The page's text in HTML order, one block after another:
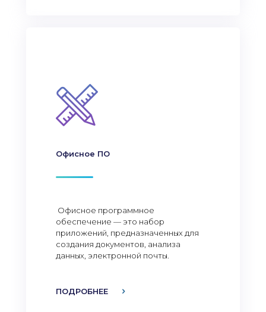
Офисное ПО
Офисное программное
обеспечение — это набор
приложений, предназначенных для
создания документов, анализа
данных, электронной почты.
ПОДРОБНЕЕ